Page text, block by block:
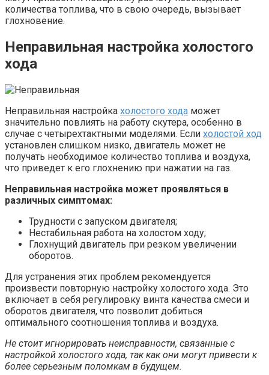
количества топлива, что в свою очередь, вызывает
глохновение.
Неправильная настройка холостого
хода
Неправильная настройка холостого хода может
значительно повлиять на работу скутера, особенно в
случае с четырехтактными моделями. Если холостой ход
установлен слишком низко, двигатель может не
получать необходимое количество топлива и воздуха,
что приведет к его глохнению при нажатии на газ.
Неправильная настройка может проявляться в
различных симптомах:
Трудности с запуском двигателя;
Нестабильная работа на холостом ходу;
Глохнущий двигатель при резком увеличении
оборотов.
Для устранения этих проблем рекомендуется
произвести повторную настройку холостого хода. Это
включает в себя регулировку винта качества смеси и
оборотов двигателя, что позволит добиться
оптимального соотношения топлива и воздуха.
Не стоит игнорировать неисправности, связанные с
настройкой холостого хода, так как они могут привести к
более серьезным поломкам в будущем.